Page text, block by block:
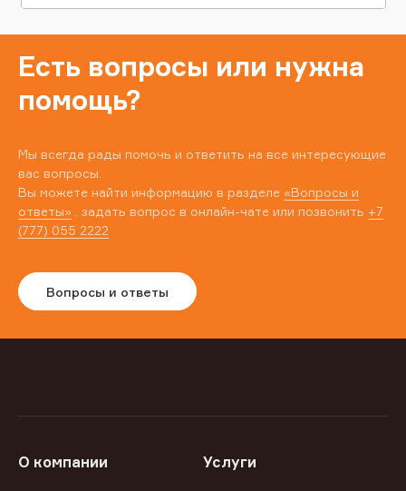
Есть вопросы или нужна
помощь?
Мы всегда рады помочь и ответить на все интересующие
вас вопросы.
Вы можете найти информацию в разделе «Вопросы и
ответы» , задать вопрос в онлайн-чате или позвонить +7
(777) 055 2222
Вопросы и ответы
О компании Услуги